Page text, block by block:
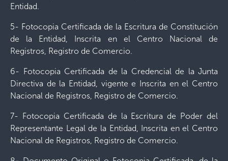
Entidad.
5- Fotocopia Certificada de la Escritura de Constitución
de la Entidad, Inscrita en el Centro Nacional de
Registros, Registro de Comercio.
6- Fotocopia Certificada de la Credencial de la Junta
Directiva de la Entidad, vigente e Inscrita en el Centro
Nacional de Registros, Registro de Comercio.
7- Fotocopia Certificada de la Escritura de Poder del
Representante Legal de la Entidad, Inscrita en el Centro
Nacional de Registros, Registro de Comercio.